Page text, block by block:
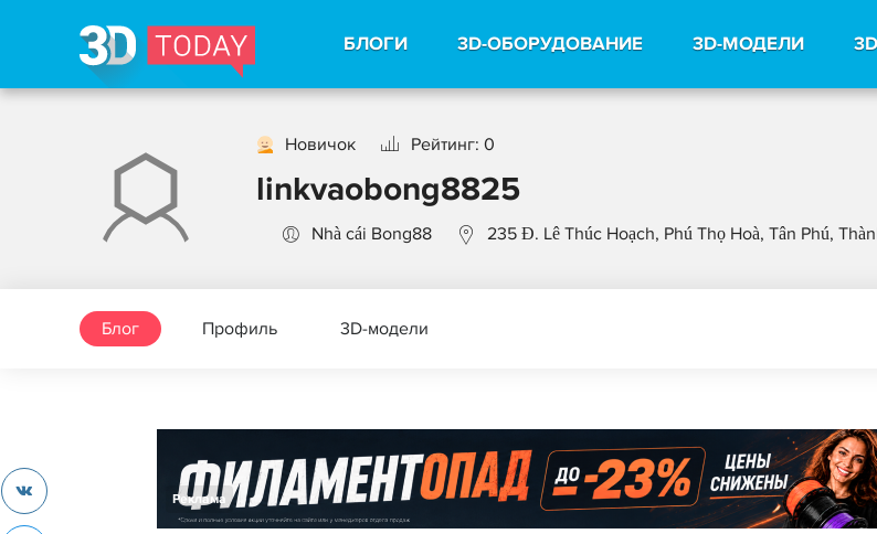
БЛОГИ 3D-ОБОРУДОВАНИЕ 3D-МОДЕЛИ
Новичок Рейтинг: 0
linkvaobong8825
Nhà cái Bong88 235 Đ. Lê Thúc Hoạch, Phú Thọ Hoà, Tân Phú,
Блог Профиль 3D-модели
Реклама